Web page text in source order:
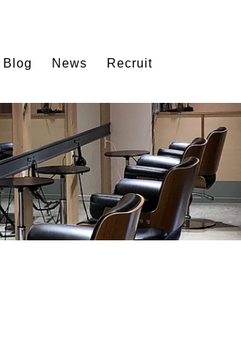
Blog News Recruit